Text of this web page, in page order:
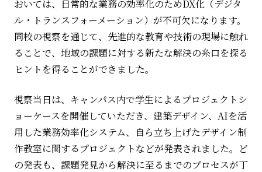
おいては、日常的な業務の効率化のためDX化（デジタ
ル・トランスフォーメーション）が不可欠になります。
同校の視察を通じて、先進的な教育や技術の現場に触れ
ることで、地域の課題に対する新たな解決の糸口を探る
ヒントを得ることができました。
視察当日は、キャンパス内で学生によるプロジェクトシ
ョーケースを開催していただき、建築デザイン、 AIを活
用した業務効率化システム、自ら立ち上げたデザイン制
作教室に関するプロジェクトなどが発表されました。ど
の発表も、課題発見から解決に至るまでのプロセスが丁